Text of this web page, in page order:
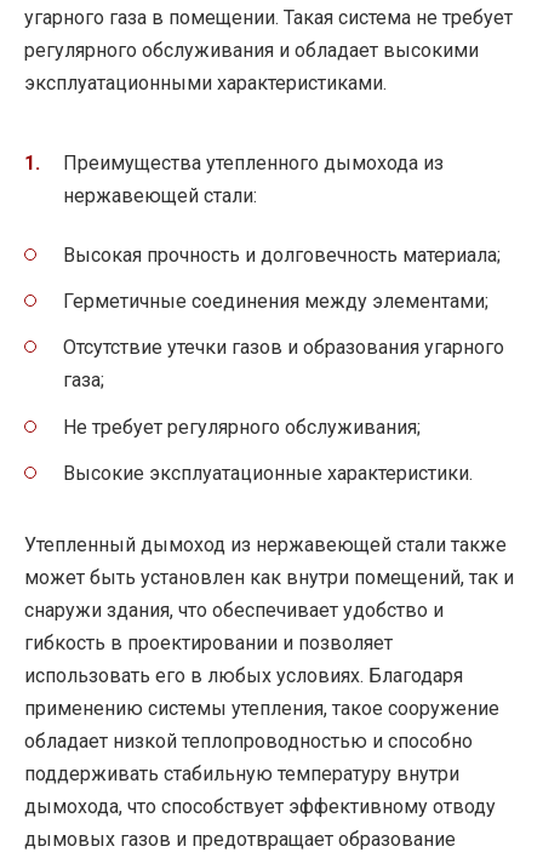
угарного газа в помещении. Такая система не требует
регулярного обслуживания и обладает высокими
эксплуатационными характеристиками.
Преимущества утепленного дымохода из
нержавеющей стали:
Высокая прочность и долговечность материала;
Герметичные соединения между элементами;
Отсутствие утечки газов и образования угарного
газа;
Не требует регулярного обслуживания;
Высокие эксплуатационные характеристики.
Утепленный дымоход из нержавеющей стали также
может быть установлен как внутри помещений, так и
снаружи здания, что обеспечивает удобство и
гибкость в проектировании и позволяет
использовать его в любых условиях. Благодаря
применению системы утепления, такое сооружение
обладает низкой теплопроводностью и способно
поддерживать стабильную температуру внутри
дымохода, что способствует эффективному отводу
дымовых газов и предотвращает образование